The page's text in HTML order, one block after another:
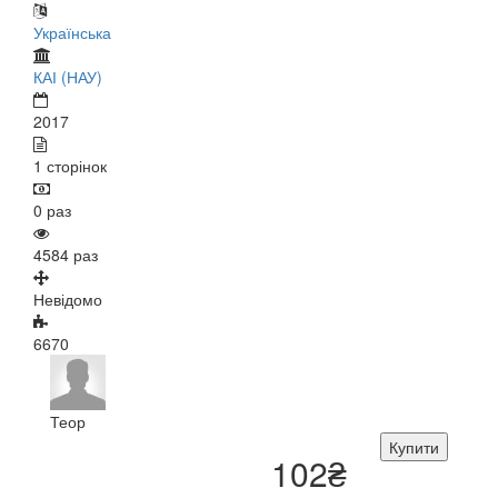
Українська
КАІ (НАУ)
2017
1 сторінок
0 раз
4584 раз
Невідомо
6670
Теор
Купити
102₴